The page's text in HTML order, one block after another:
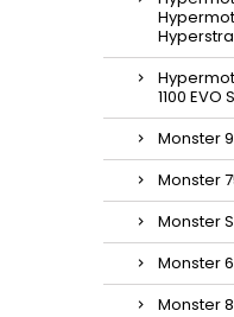
1100 EVO
Monster
Monster
Monster
Monster
Monster